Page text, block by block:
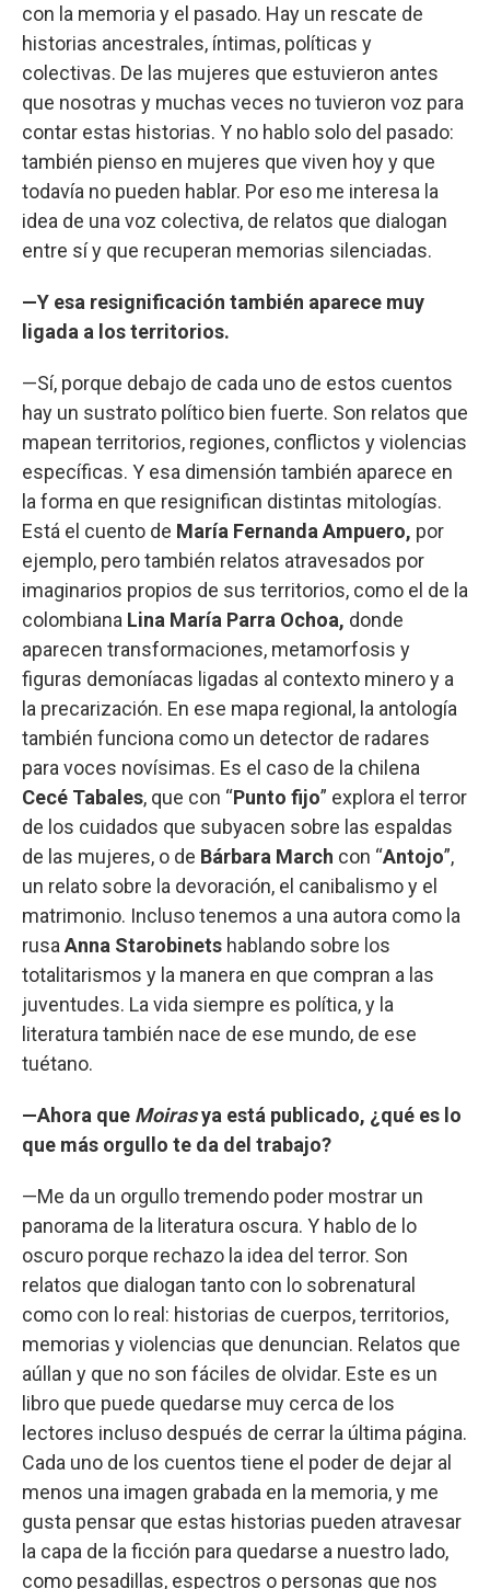
con la memoria y el pasado. Hay un rescate de
historias ancestrales, íntimas, políticas y
colectivas. De las mujeres que estuvieron antes
que nosotras y muchas veces no tuvieron voz para
contar estas historias. Y no hablo solo del pasado:
también pienso en mujeres que viven hoy y que
todavía no pueden hablar. Por eso me interesa la
idea de una voz colectiva, de relatos que dialogan
entre sí y que recuperan memorias silenciadas.
—Y esa resignificación también aparece muy
ligada a los territorios.
—Sí, porque debajo de cada uno de estos cuentos
hay un sustrato político bien fuerte. Son relatos que
mapean territorios, regiones, conflictos y violencias
específicas. Y esa dimensión también aparece en
la forma en que resignifican distintas mitologías.
Está el cuento de María Fernanda Ampuero, por
ejemplo, pero también relatos atravesados por
imaginarios propios de sus territorios, como el de la
colombiana Lina María Parra Ochoa, donde
aparecen transformaciones, metamorfosis y
figuras demoníacas ligadas al contexto minero y a
la precarización. En ese mapa regional, la antología
también funciona como un detector de radares
para voces novísimas. Es el caso de la chilena
Cecé Tabales, que con “Punto fijo” explora el terror
de los cuidados que subyacen sobre las espaldas
de las mujeres, o de Bárbara March con “Antojo”,
un relato sobre la devoración, el canibalismo y el
matrimonio. Incluso tenemos a una autora como la
rusa Anna Starobinets hablando sobre los
totalitarismos y la manera en que compran a las
juventudes. La vida siempre es política, y la
literatura también nace de ese mundo, de ese
tuétano.
—Ahora que Moirasya está publicado, ¿qué es lo
que más orgullo te da del trabajo?
—Me da un orgullo tremendo poder mostrar un
panorama de la literatura oscura. Y hablo de lo
oscuro porque rechazo la idea del terror. Son
relatos que dialogan tanto con lo sobrenatural
como con lo real: historias de cuerpos, territorios,
memorias y violencias que denuncian. Relatos que
aúllan y que no son fáciles de olvidar. Este es un
libro que puede quedarse muy cerca de los
lectores incluso después de cerrar la última página.
Cada uno de los cuentos tiene el poder de dejar al
menos una imagen grabada en la memoria, y me
gusta pensar que estas historias pueden atravesar
la capa de la ficción para quedarse a nuestro lado,
como pesadillas, espectros o personas que nos